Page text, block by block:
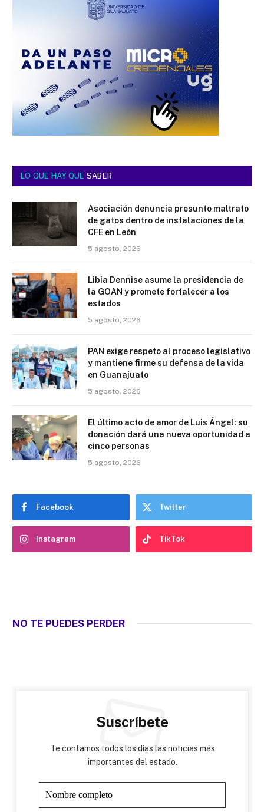
LO QUE HAY QUE SABER
Asociación denuncia presunto maltrato
de gatos dentro de instalaciones de la
CFE en León
5 agosto, 2026
Libia Dennise asume la presidencia de
la GOAN y promete fortalecer a los
estados
5 agosto, 2026
PAN exige respeto al proceso legislativo
y mantiene firme su defensa de la vida
en Guanajuato
5 agosto, 2026
El último acto de amor de Luis Ángel: su
donación dará una nueva oportunidad a
cinco personas
5 agosto, 2026
Facebook Twitter
Instagram TikTok
NO TE PUEDES PERDER
Suscríbete
Te contamos todos los días las noticias más
importantes del estado.